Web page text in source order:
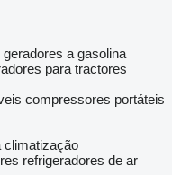
geradores a gasolina
para tractores
compressores portáteis
climatização
refrigeradores de ar